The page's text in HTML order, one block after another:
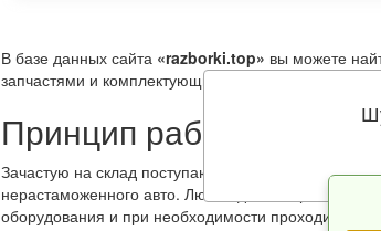
В базе данных сайта «razborki.top» вы можете
запчастями и комплектующими для иномарок и
Принцип работы
Зачастую на склад поступают запчасти
нерастаможенного авто. Любой демонтированный
оборудования и при необходимости проходит